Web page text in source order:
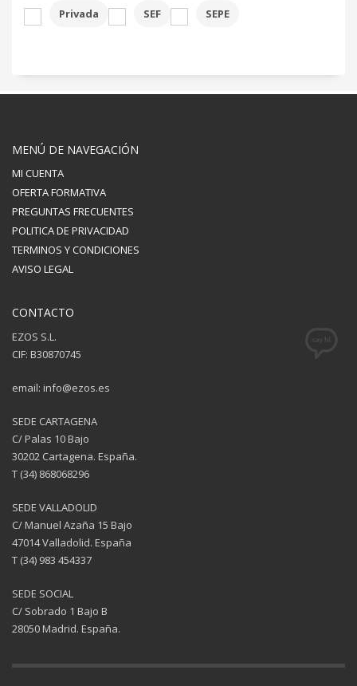
Privada SEF SEPE
MENÚ DE NAVEGACIÓN
MI CUENTA
OFERTA FORMATIVA
PREGUNTAS FRECUENTES
POLITICA DE PRIVACIDAD
TERMINOS Y CONDICIONES
AVISO LEGAL
CONTACTO
EZOS S.L.
CIF: B30870745
email: info@ezos.es
SEDE CARTAGENA
C/ Palas 10 Bajo
30202 Cartagena. España.
T (34) 868068296
SEDE VALLADOLID
C/ Manuel Azaña 15 Bajo
47014 Valladolid. España
T (34) 983 454337
SEDE SOCIAL
C/ Sobrado 1 Bajo B
28050 Madrid. España.